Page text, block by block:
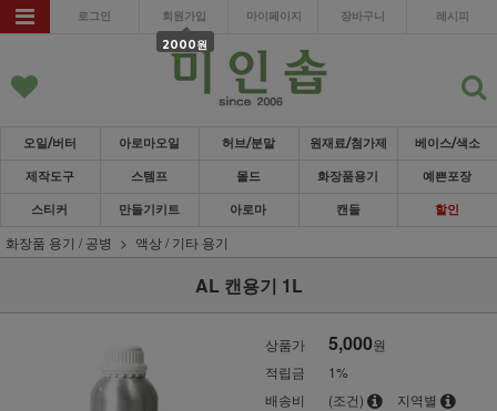
로그인 회원가입
2000원
마이페이지 장바구니 레시피
오일/버터 아로마오일 허브/분말 원재료/첨가제 베이스/색소
제작도구 스템프 몰드 화장품용기 예쁜포장
스티커 만들기키트 아로마 캔들 할인
화장품 용기 / 공병 액상 / 기타 용기
AL 캔용기 1L
상품가 5,000원
적립금
1%
배송비
(조건)
지역별